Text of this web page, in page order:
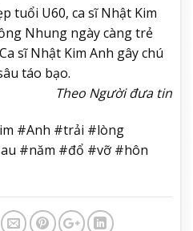
tuổi U60, ca sĩ Nhật Kim
Nhung ngày càng trẻ
sĩ Nhật Kim Anh gây chú
táo bạo.
Theo Người đưa tin
#Anh #trải #lòng
#năm #đổ #vỡ #hôn